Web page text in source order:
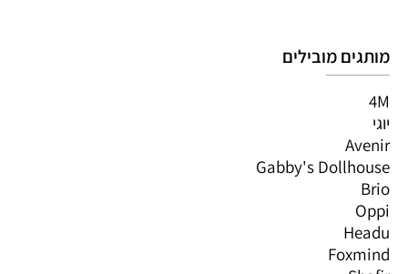
מותגים מובילים
4M
יוגי
Avenir
Gabby's Dollhouse
Brio
Oppi
Headu
Foxmind